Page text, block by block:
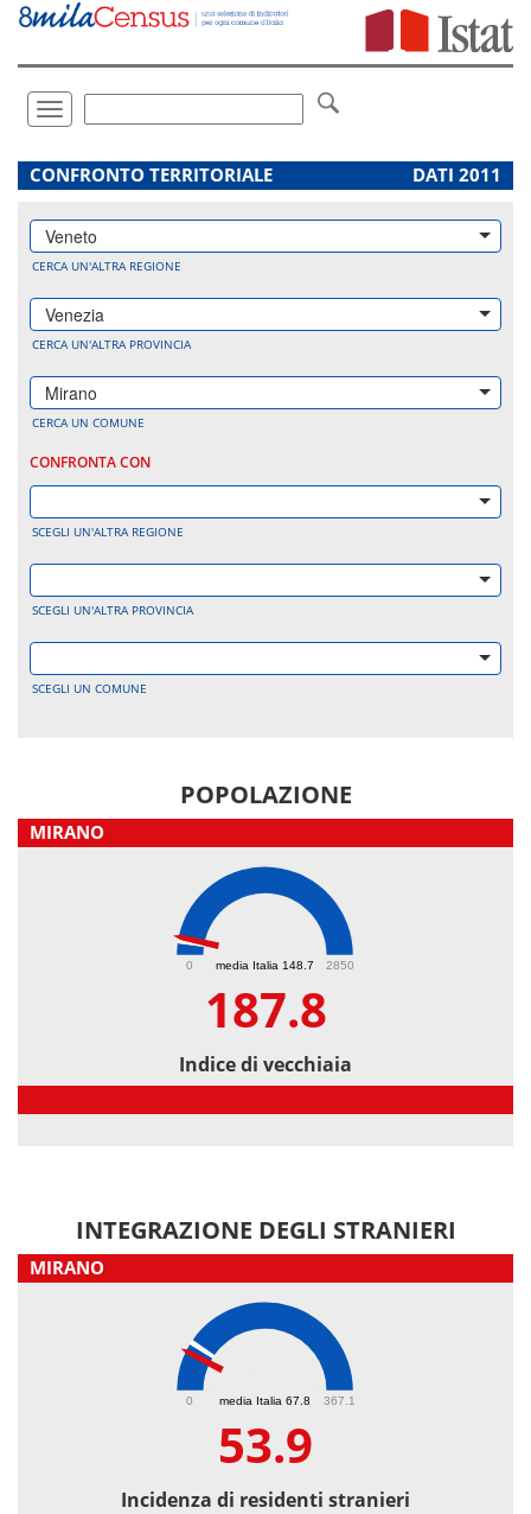
Vai
direttamente
Toggle
navigation
.
CONFRONTO TERRITORIALE DATI 2011
Veneto
CERCA UN'ALTRA REGIONE
Venezia
CERCA UN'ALTRA PROVINCIA
Mirano
CERCA UN COMUNE
CONFRONTA CON
SCEGLI UN'ALTRA REGIONE
SCEGLI UN'ALTRA PROVINCIA
SCEGLI UN COMUNE
POPOLAZIONE
MIRANO
media Italia 148.7
0 2850
187.8
Indice di vecchiaia
INTEGRAZIONE DEGLI STRANIERI
MIRANO
media Italia 67.8
0 367.1
53.9
Incidenza di residenti stranieri